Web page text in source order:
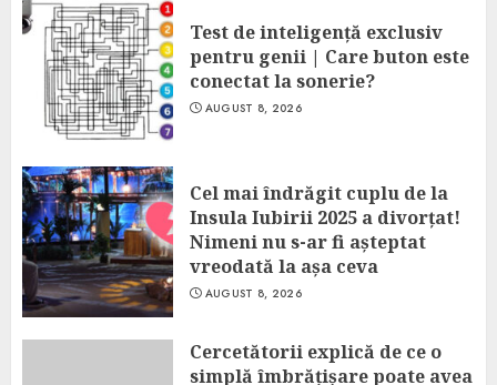
Test de inteligență exclusiv
pentru genii | Care buton este
conectat la sonerie?
AUGUST 8, 2026
Cel mai îndrăgit cuplu de la
Insula Iubirii 2025 a divorțat!
Nimeni nu s-ar fi așteptat
vreodată la așa ceva
AUGUST 8, 2026
Cercetătorii explică de ce o
simplă îmbrățișare poate avea